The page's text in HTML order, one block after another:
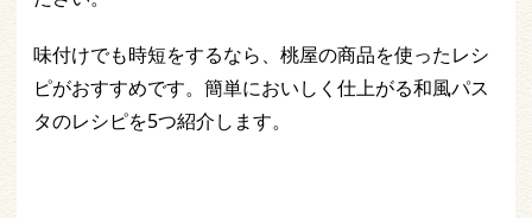
味付けでも時短をするなら、桃屋の商品を使ったレシ
ピがおすすめです。簡単においしく仕上がる和風パス
タのレシピを5つ紹介します。